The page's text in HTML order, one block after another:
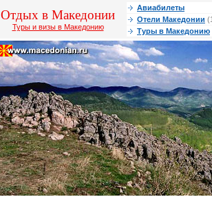
Отдых в Македонии
Туры и визы в Македонию
Авиабилеты
Отели Македонии
Туры в Македонию